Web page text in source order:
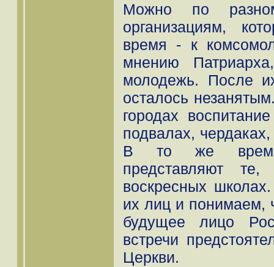
Можно по
организациям,
время - к
мнению
молодежь. После
осталось
городах
подвалах,
В то же время
представляют
воскресных
их лиц и понимаем,
будущее лицо
встречи
Церкви.